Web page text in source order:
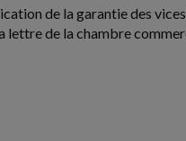
de la garantie des
lettre de la chambre